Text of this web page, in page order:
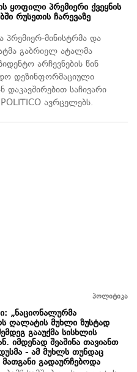
ყოფილი პრემიერი ქვეყნის
რუსეთის ჩარევაზე
მინისტრმა და
გაბრიელ ატალმა
არჩევნების წინ
დეზინფორმაციული
დაკავშირებით საჩივარი
ავრცელებს.
პოლიტიკა
„ნაციონალურმა
ღალატის მუხლი ზუსტად
გააუქმა სისხლის
იმდენად შეაშინა თავიანთ
- ამ მუხლს თუნდაც
გადაურჩებოდა